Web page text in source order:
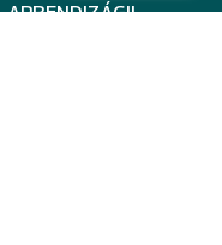
APRENDIZÁGIL